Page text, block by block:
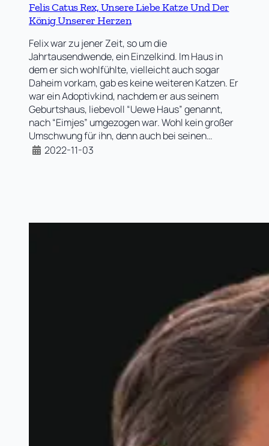
Felis Catus Rex, Unsere Liebe Katze Und Der
König Unserer Herzen
Felix war zu jener Zeit, so um die
Jahrtausendwende, ein Einzelkind. Im Haus in
dem er sich wohlfühlte, vielleicht auch sogar
Daheim vorkam, gab es keine weiteren Katzen. Er
war ein Adoptivkind, nachdem er aus seinem
Geburtshaus, liebevoll “Uewe Haus” genannt,
nach “Eimjes” umgezogen war. Wohl kein großer
Umschwung für ihn, denn auch bei seinen…
2022-11-03